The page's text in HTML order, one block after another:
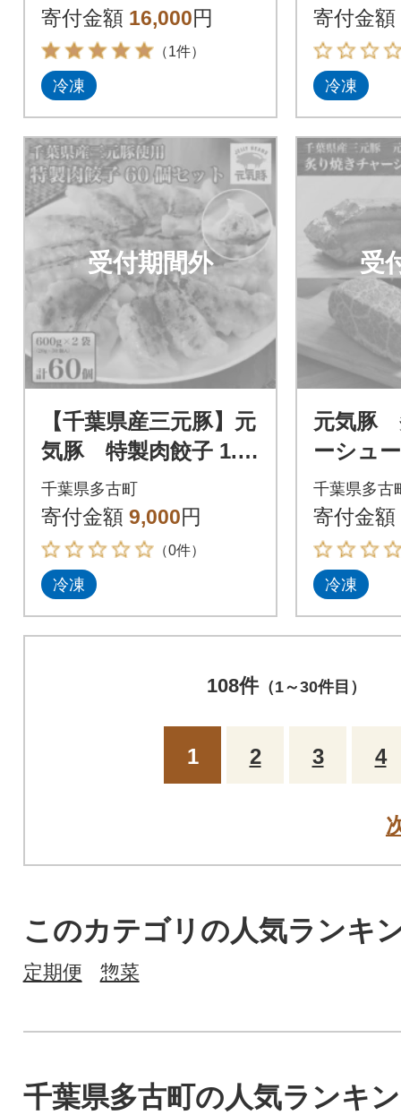
寄付金額 16,000円
（1件）
冷凍
寄付金額
冷凍
受付期間外
【千葉県産三元豚】元
気豚 特製肉餃子 1.2
kg(20g×60個)
千葉県多古町
寄付金額 9,000円
（0件）
冷凍
受
元気豚
ーシュ
千葉県多古
寄付金額
冷凍
108件（1～30件目）
1 2 3 4
このカテゴリの人気ランキ
定期便 惣菜
千葉県多古町の人気ランキ